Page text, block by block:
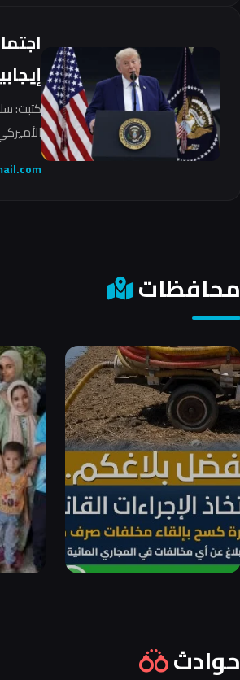
كتبت:
محافظات
حوادث